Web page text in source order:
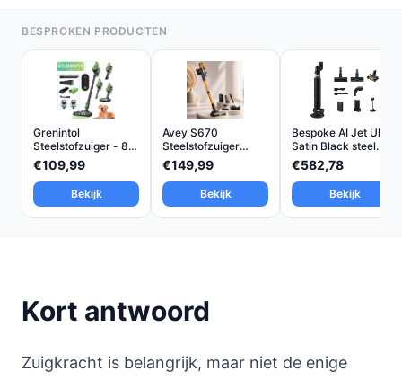
BESPROKEN PRODUCTEN
Grenintol
Steelstofzuiger - 8
in 1
€109,99
Bekijk
Avey S670
Steelstofzuiger
Draadloos -...
€149,99
Bekijk
Bespoke AI Jet Ultra
Satin Black steel...
€582,78
Bekijk
Kort antwoord
Zuigkracht is belangrijk, maar niet de enige